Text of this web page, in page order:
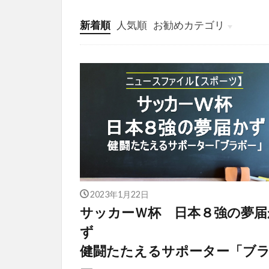
新着順 人気順 お勧めカテゴリ
投稿
学び
マンガ
電子書籍
2023年1月22日
サッカーＷ杯 日本８強の夢
ず
健闘たたえるサポーター「ブ